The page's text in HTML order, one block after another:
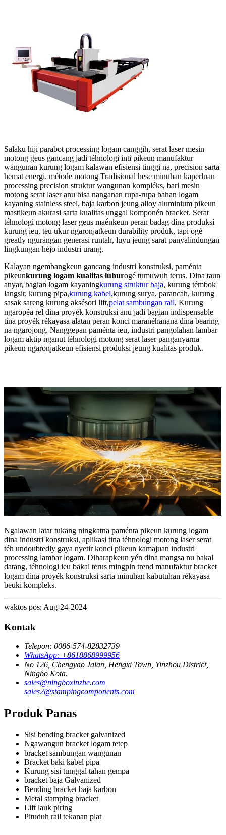
Salaku hiji parabot processing logam canggih, serat laser mesin
motong geus gancang jadi téhnologi inti pikeun manufaktur
wangunan kurung logam kalawan efisiensi tinggi na, precision sarta
hemat energi. métode motong Tradisional hese minuhan kaperluan
processing precision struktur wangunan kompléks, bari mesin
motong serat laser anu bisa nanganan rupa-rupa bahan logam
kayaning stainless steel, baja karbon jeung alloy aluminium pikeun
mastikeun akurasi sarta kualitas unggal komponén bracket. Serat
téhnologi motong laser geus maénkeun peran badag dina produksi
kurung ieu, teu ukur ngaronjatkeun durability produk, tapi ogé
greatly ngurangan generasi runtah, luyu jeung sarat panyalindungan
lingkungan héjo industri urang.
Kalayan ngembangkeun gancang industri konstruksi, paménta
pikeunkurung logam kualitas luhurogé tumuwuh terus. Dina taun
anyar, bagian logam kayaningkurung struktur baja, kurung témbok
langsir, kurung pipa,kurung kabel,kurung surya, parancah, kurung
sasak sareng kurung aksésori lift,pelat sambungan rail, Kurung
ngaropéa rel dina proyék konstruksi anu jadi bagian indispensable
tina proyék rékayasa alatan peran konci maranéhanana dina bearing
na ngarojong. Nanggepan paménta ieu, industri pangolahan lambar
logam aktip nganut téhnologi motong serat laser panganyarna
pikeun ngaronjatkeun efisiensi produksi jeung kualitas produk.
Ngalawan latar tukang ningkatna paménta pikeun kurung logam
dina industri konstruksi, aplikasi tina téhnologi motong laser serat
téh undoubtedly gaya nyetir konci pikeun kamajuan industri
processing lambar logam. Diharapkeun yén dina mangsa nu bakal
datang, téhnologi ieu bakal terus mingpin trend manufaktur bracket
logam dina proyék konstruksi sarta minuhan kabutuhan rékayasa
beuki kompleks.
waktos pos: Aug-24-2024
Kontak
Telepon: 0086-574-82832739
WhatsApp: +8618868999956
No 126, Chengyao Jalan, Hengxi Town, Yinzhou District,
Ningbo Kota.
sales@ningboxinzhe.com
sales2@stampingcomponents.com
Produk Panas
Sisi bending bracket galvanized
Ngawangun bracket logam tetep
bracket sambungan wangunan
Bracket baki kabel pipa
Kurung sisi tunggal tahan gempa
bracket baja Galvanized
Bending bracket baja karbon
Metal stamping bracket
Lift lauk piring
Pituduh rail tekanan plat